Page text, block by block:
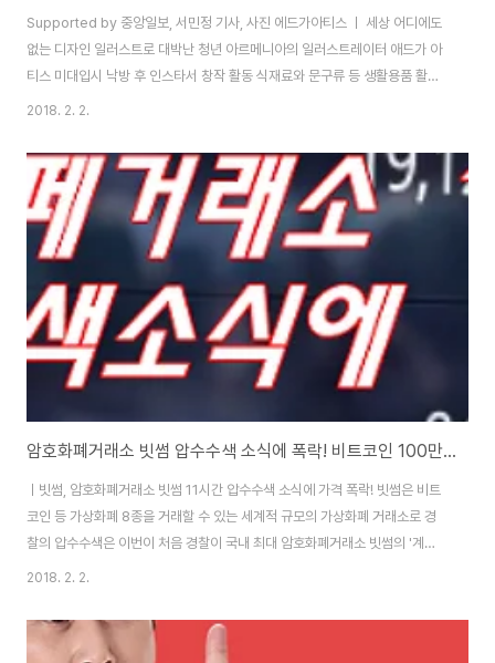
Supported by 중앙일보, 서민정 기사, 사진 에드가아티스 ㅣ 세상 어디에도
없는 디자인 일러스트로 대박난 청년 아르메니아의 일러스트레이터 애드가 아
티스 미대입시 낙방 후 인스타서 창작 활동 식재료와 문구류 등 생활용품 활용
한 작품들 그의 작품소재는 식재료만이 아닙니다. 자연과 도시를 드레스의 소
스북 5만 팬 거느린 스타 아티스는 아르메니아에 거주하는 23세 청년입니다.
그는 고교를 졸업하고 아르메니아 수도 예레반에 있는 국립대학 미대에 지원했
다고 합니다. 입학 원서를 내기 위해 학과장과 면담을 했는데, 보기 좋게 퇴짜를
맞았죠. 학교를 걸어나오면 그는 다짐했다고 합니다. "반드시 훌륭한 예술가가
되겠다. 아무도 흉내내지..
2018. 2. 2.
암호화폐거래소 빗썸 압수수색 소식에 폭락! 비트코인 100만원 대로 추락하나?
ㅣ빗썸, 암호화폐거래소 빗썸 11시간 압수수색 소식에 가격 폭락! 빗썸은 비트
코인 등 가상화폐 8종을 거래할 수 있는 세계적 규모의 가상화폐 거래소로 경
찰의 압수수색은 이번이 처음 경찰이 국내 최대 암호화폐거래소 빗썸의 '계정
해킹 사건'과 관련해 1일 거래소 운영사인 비티씨코리아닷컴을 전격 압수수색
리아닷컴 사무실에 수사관 10여명을 투입해 개인정보 보호조치 의무이행 관련
자료등을 압수 압수수색은 지난 1일 오전 10시쯤시작돼 11시간이 지난 오후 8
2018. 2. 2.